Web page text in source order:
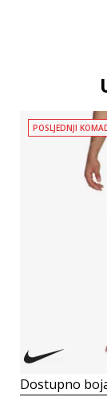
POSLJEDNJI
Dostupno